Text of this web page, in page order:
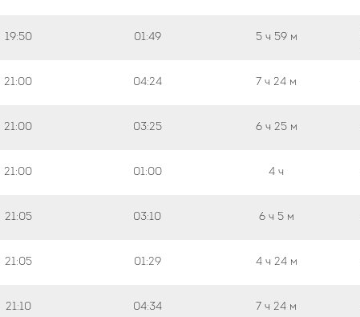
19:50 01:49 5 ч 59 м
21:00 04:24 7 ч 24 м
21:00 03:25 6 ч 25 м
21:00 01:00 4 ч
21:05 03:10 6 ч 5 м
21:05 01:29 4 ч 24 м
21:10 04:34 7 ч 24 м